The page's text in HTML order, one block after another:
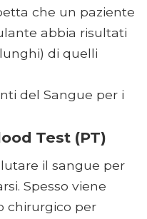
che un paziente
abbia risultati
di quelli
del Sangue per i
Test (PT)
il sangue per
Spesso viene
chirurgico per